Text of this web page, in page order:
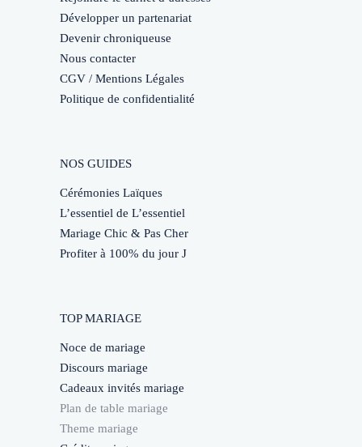
Développer un partenariat
Devenir chroniqueuse
Nous contacter
CGV / Mentions Légales
Politique de confidentialité
NOS GUIDES
Cérémonies Laïques
L’essentiel de L’essentiel
Mariage Chic & Pas Cher
Profiter à 100% du jour J
TOP MARIAGE
Noce de mariage
Discours mariage
Cadeaux invités mariage
Plan de table mariage
Theme mariage